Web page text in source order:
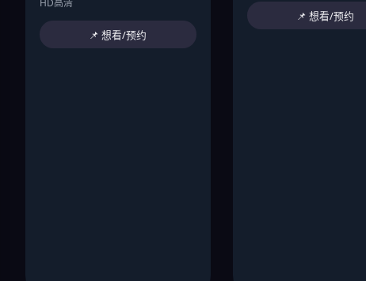
HD高清
📌 想看/预约
📌 想看/预约